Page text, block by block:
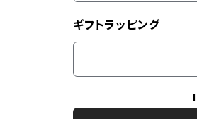
ギフトラッピング